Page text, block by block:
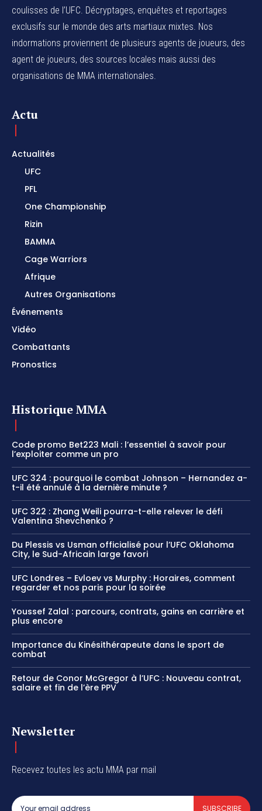
coulisses de l’UFC. Décryptages, enquêtes et reportages
exclusifs sur le monde des arts martiaux mixtes. Nos
indormations proviennent de plusieurs agents de joueurs, des
agent de joueurs, des sources locales mais aussi des
organisations de MMA internationales.
Actu
Actualités
UFC
PFL
One Championship
Rizin
BAMMA
Cage Warriors
Afrique
Autres Organisations
Événements
Vidéo
Combattants
Pronostics
Historique MMA
Code promo Bet223 Mali : l’essentiel à savoir pour
l’exploiter comme un pro
UFC 324 : pourquoi le combat Johnson – Hernandez a-
t-il été annulé à la dernière minute ?
UFC 322 : Zhang Weili pourra-t-elle relever le défi
Valentina Shevchenko ?
Du Plessis vs Usman officialisé pour l’UFC Oklahoma
City, le Sud-Africain large favori
UFC Londres – Evloev vs Murphy : Horaires, comment
regarder et nos paris pour la soirée
Youssef Zalal : parcours, contrats, gains en carrière et
plus encore
Importance du Kinésithérapeute dans le sport de
combat
Retour de Conor McGregor à l’UFC : Nouveau contrat,
salaire et fin de l’ère PPV
Newsletter
Recevez toutes les actu MMA par mail
SUBSCRIBE